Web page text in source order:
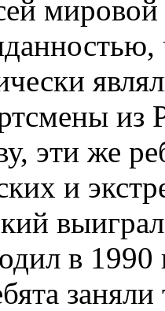
из
эти же
и
в
заняли